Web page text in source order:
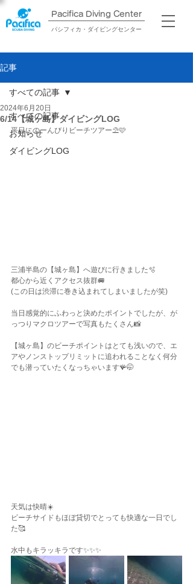
Pacifica Diving Center​
パシフィカ・ダイビングセンター
記事
すべての記事
お知らせ
ダイビングLOG
すべての記事
6/14【城ヶ島】ダイビングLOG
2024年6月20日
平日にのーんびりビーチツアー⛱️🩷
三浦半島の【城ヶ島】へ遊びに行きました🫧
都心から近くアクセス抜群🚐
(この日は渋滞に巻き込まれてしまいましたが笑)
当日感覚的にふわっと決めたポイントでしたが、が
っつりマクロツアーで写真もたくさん📸
【城ヶ島】のビーチポイントはとても浅いので、エ
アやノンストップリミットに追われることなく何分
でも潜っていたくなっちゃいます🪸🤭
天気は快晴☀️
ビーチサイドもほぼ貸切でとっても快適な一日でし
た🥰
水中もキラッキラです✨✨✨